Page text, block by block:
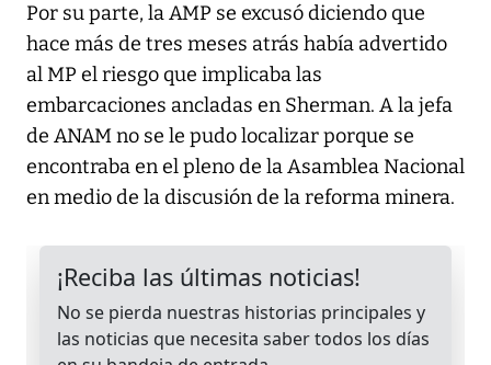
Por su parte, la AMP se excusó diciendo que
hace más de tres meses atrás había advertido
al MP el riesgo que implicaba las
embarcaciones ancladas en Sherman. A la jefa
de ANAM no se le pudo localizar porque se
encontraba en el pleno de la Asamblea Nacional
en medio de la discusión de la reforma minera.